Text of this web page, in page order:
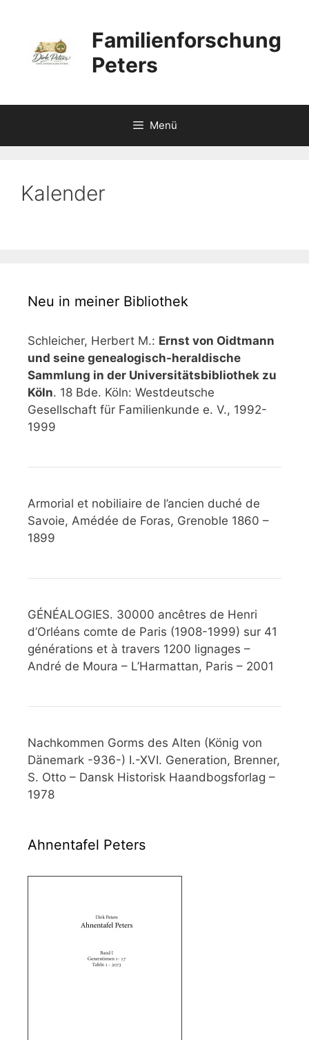
springen
Familienforschung
Peters
Menü
Kalender
Neu in meiner Bibliothek
Schleicher, Herbert M.: Ernst von Oidtmann
und seine genealogisch-heraldische
Sammlung in der Universitätsbibliothek zu
Köln. 18 Bde. Köln: Westdeutsche
Gesellschaft für Familienkunde e. V., 1992-
1999
Armorial et nobiliaire de l’ancien duché de
Savoie, Amédée de Foras, Grenoble 1860 –
1899
GÉNÉALOGIES. 30000 ancêtres de Henri
d’Orléans comte de Paris (1908-1999) sur 41
générations et à travers 1200 lignages –
André de Moura – L’Harmattan, Paris – 2001
Nachkommen Gorms des Alten (König von
Dänemark -936-) I.-XVI. Generation, Brenner,
S. Otto – Dansk Historisk Haandbogsforlag –
1978
Ahnentafel Peters